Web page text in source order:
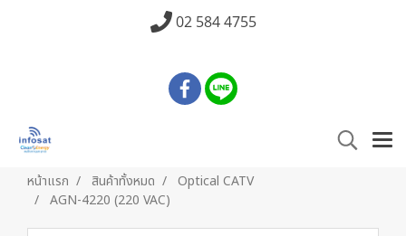
02 584 4755
หน้าแรก สินค้าทั้งหมด
Optical CATV
AGN-4220 (220 VAC)